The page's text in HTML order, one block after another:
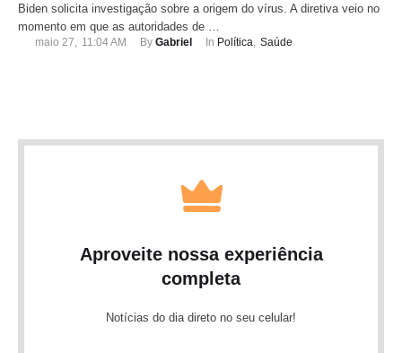
Biden solicita investigação sobre a origem do vírus. A diretiva veio no
momento em que as autoridades de …
maio 27, 11:04 AM By Gabriel In Política, Saúde
Aproveite nossa experiência
completa
Notícias do dia direto no seu celular!